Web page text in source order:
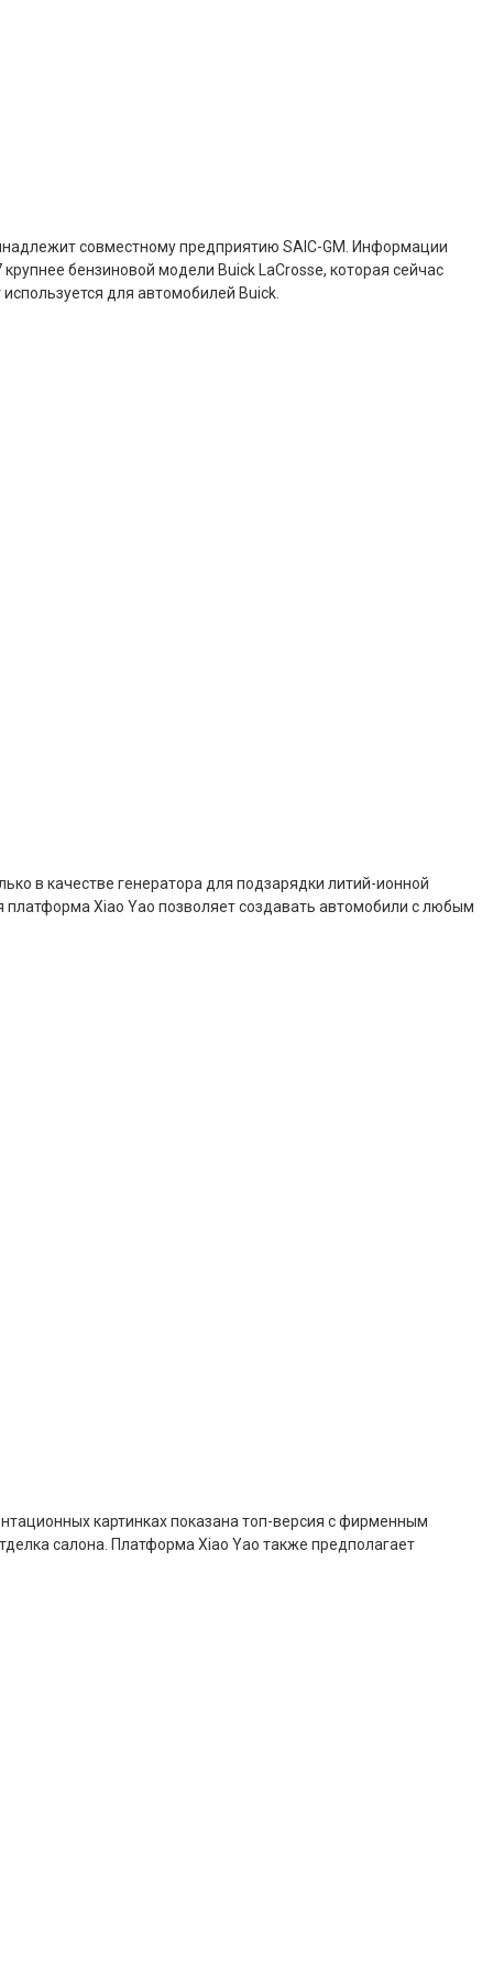
совместному предприятию SAIC-GM. Информации
бензиновой модели Buick LaCrosse, которая сейчас
для автомобилей Buick.
в качестве генератора для подзарядки литий-ионной
платформа Xiao Yao позволяет создавать автомобили с любым
картинках показана топ-версия с фирменным
салона. Платформа Xiao Yao также предполагает